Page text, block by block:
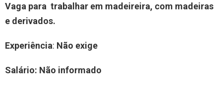
Vaga para trabalhar em madeireira, com madeiras
e derivados.
Experiência: Não exige
Salário: Não informado